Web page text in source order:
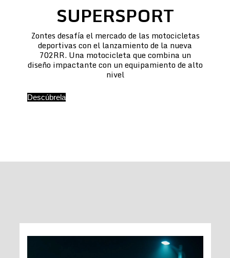
SUPERSPORT
Zontes desafía el mercado de las motocicletas
deportivas con el lanzamiento de la nueva
702RR. Una motocicleta que combina un
diseño impactante con un equipamiento de alto
nivel
Descúbrela